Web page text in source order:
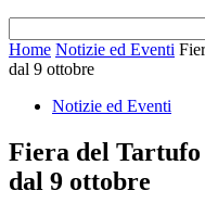
Home Notizie ed Eventi
dal 9 ottobre
Notizie ed Eventi
Fiera del Tartufo
dal 9 ottobre